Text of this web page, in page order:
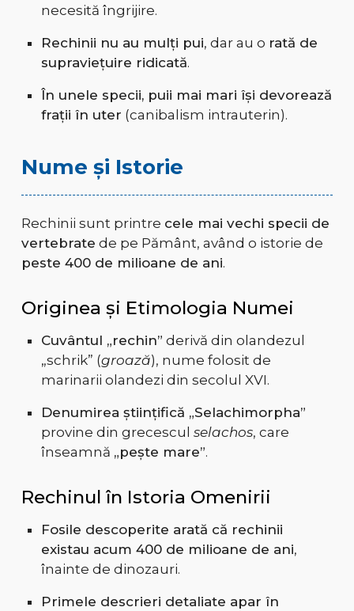
necesită îngrijire.
Rechinii nu au mulți pui, dar au o rată de
supraviețuire ridicată.
În unele specii, puii mai mari își devorează
frații în uter (canibalism intrauterin).
Nume și Istorie
Rechinii sunt printre cele mai vechi specii de
vertebrate de pe Pământ, având o istorie de
peste 400 de milioane de ani.
Originea și Etimologia Numei
Cuvântul „rechin” derivă din olandezul
„schrik” (groază), nume folosit de
marinarii olandezi din secolul XVI.
Denumirea științifică „Selachimorpha”
provine din grecescul selachos, care
înseamnă „pește mare”.
Rechinul în Istoria Omenirii
Fosile descoperite arată că rechinii
existau acum 400 de milioane de ani,
înainte de dinozauri.
Primele descrieri detaliate apar în